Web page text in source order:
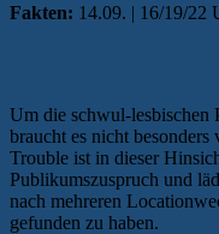
Fakten: 14.09. | 16/19/22
Um die schwul-lesbischen
braucht es nicht
Trouble ist in dieser
Publikumszuspruch und
nach mehreren
gefunden zu haben.